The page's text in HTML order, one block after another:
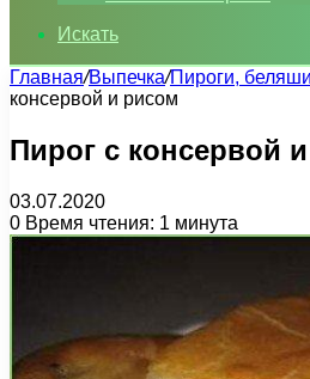
Искать
Главная/Выпечка/Пироги,
консервой и рисом
Пирог с консервой
03.07.2020
0 Время чтения: 1 минута